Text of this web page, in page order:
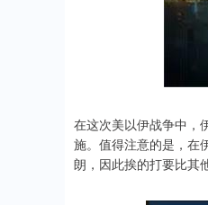
在这次美以伊战争中，
施。值得注意的是，在
朗，因此挨的打要比其